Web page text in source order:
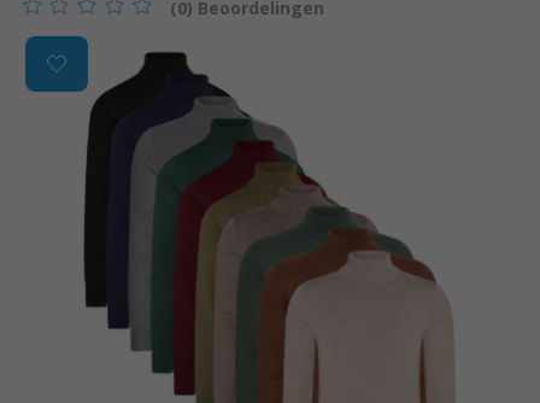
De beoordeling van dit product is0van de 5
(0) Beoordelingen
Product image slideshow Items